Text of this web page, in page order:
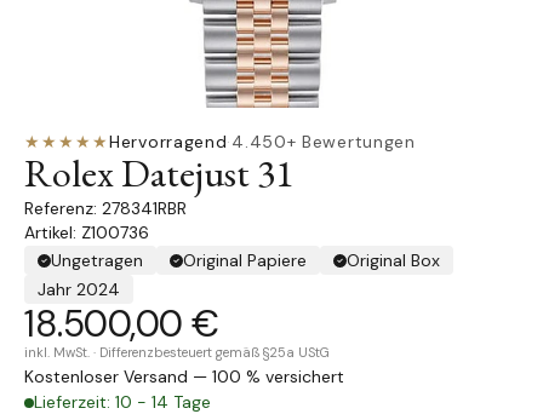
★★★★★Hervorragend·4.450+ Bewertungen
Rolex Datejust 31
278341RBR
Artikel: Z100736
Ungetragen
Original Papiere
Original Box
Jahr 2024
18.500,00 €
inkl. MwSt. · Differenzbesteuert gemäß §25a UStG
Kostenloser Versand — 100 % versichert
Lieferzeit: 10 - 14 Tage